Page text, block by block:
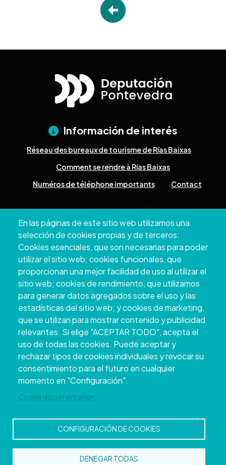
En las páginas de este sitio web utilizamos una
selección de cookies propias y de terceros:
Cookies esenciales, que son necesarias para poder
utilizar el sitio web; cookies funcionales, que
proporcionan una mejor facilidad de uso al utilizar el
sitio web; cookies de rendimiento, que utilizamos
para generar datos agregados sobre el uso y las
estadísticas del sitio web; y cookies de marketing,
que se utilizan para mostrar contenido y publicidad
relevantes. Si elige "ACEPTAR TODO", acepta el
uso de todas las cookies. Puede aceptar y
rechazar tipos de cookies individuales y revocar su
consentimiento para el futuro en cualquier
momento en "Configuración".
Cookie documentation
CONFIGURACIÓN DE COOKIES
DENEGAR TODAS
Información de interés
Réseau des bureaux de tourisme de Rías Baixas
Comment se rendre à Rías Baixas
Numéros de téléphone importants
Contact
Pontevedra
+34 986 804 100 | +34 986 804 124
Copyright © 2026. Conseil provincial de
Pontevedra.
Tous droits réservés